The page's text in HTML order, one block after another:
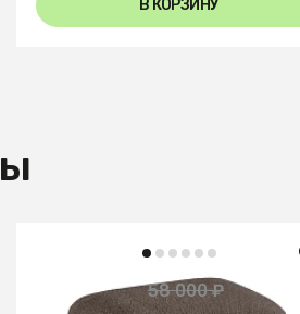
В КОРЗИНУ
52 200 ₽ 58 000 ₽ — 10%